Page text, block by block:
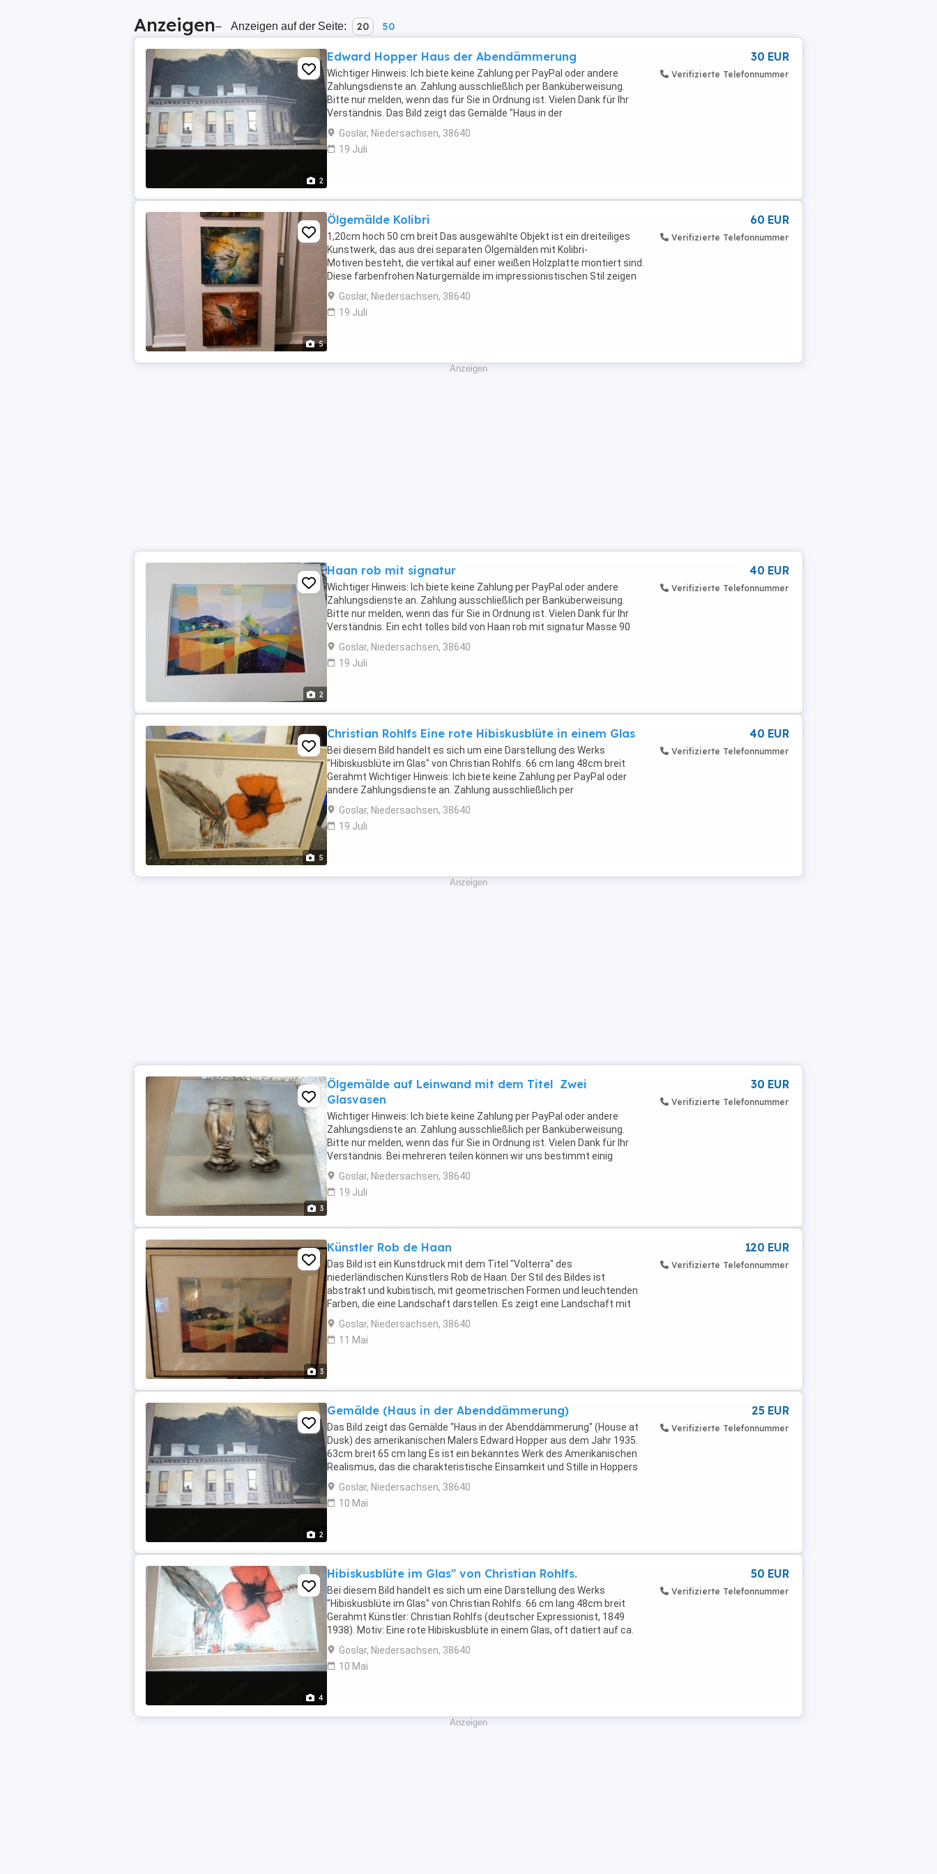
Anzeigen– Anzeigen auf der Seite: 20 50
2
Edward Hopper Haus der Abendämmerung
Wichtiger Hinweis: Ich biete keine Zahlung per PayPal oder andere
Zahlungsdienste an. Zahlung ausschließlich per Banküberweisung.
Bitte nur melden, wenn das für Sie in Ordnung ist. Vielen Dank für Ihr
Verständnis. Das Bild zeigt das Gemälde "Haus in der
Abenddämmerung" (House at Dusk) des amerikanischen ...
Goslar, Niedersachsen, 38640
19 Juli
30 EUR
Verifizierte Telefonnummer
5
Ölgemälde Kolibri
1,20cm hoch 50 cm breit Das ausgewählte Objekt ist ein dreiteiliges
Kunstwerk, das aus drei separaten Ölgemälden mit Kolibri-
Motiven besteht, die vertikal auf einer weißen Holzplatte montiert sind.
Diese farbenfrohen Naturgemälde im impressionistischen Stil zeigen
jeweils detailreiche Kolibris beim ...
Goslar, Niedersachsen, 38640
19 Juli
60 EUR
Verifizierte Telefonnummer
Anzeigen
2
Haan rob mit signatur
Wichtiger Hinweis: Ich biete keine Zahlung per PayPal oder andere
Zahlungsdienste an. Zahlung ausschließlich per Banküberweisung.
Bitte nur melden, wenn das für Sie in Ordnung ist. Vielen Dank für Ihr
Verständnis. Ein echt tolles bild von Haan rob mit signatur Masse 90
cm lang Hoch 80 cm
Goslar, Niedersachsen, 38640
19 Juli
40 EUR
Verifizierte Telefonnummer
5
Christian Rohlfs Eine rote Hibiskusblüte in einem Glas
Bei diesem Bild handelt es sich um eine Darstellung des Werks
"Hibiskusblüte im Glas" von Christian Rohlfs. 66 cm lang 48cm breit
Gerahmt Wichtiger Hinweis: Ich biete keine Zahlung per PayPal oder
andere Zahlungsdienste an. Zahlung ausschließlich per
Banküberweisung. Bitte nur melden, wenn das für Sie ...
Goslar, Niedersachsen, 38640
19 Juli
40 EUR
Verifizierte Telefonnummer
Anzeigen
3
Ölgemälde auf Leinwand mit dem Titel Zwei
Glasvasen
Wichtiger Hinweis: Ich biete keine Zahlung per PayPal oder andere
Zahlungsdienste an. Zahlung ausschließlich per Banküberweisung.
Bitte nur melden, wenn das für Sie in Ordnung ist. Vielen Dank für Ihr
Verständnis. Bei mehreren teilen können wir uns bestimmt einig
werden mit dem preis Bei dem ausgewählten ...
Goslar, Niedersachsen, 38640
19 Juli
30 EUR
Verifizierte Telefonnummer
3
Künstler Rob de Haan
Das Bild ist ein Kunstdruck mit dem Titel "Volterra" des
niederländischen Künstlers Rob de Haan. Der Stil des Bildes ist
abstrakt und kubistisch, mit geometrischen Formen und leuchtenden
Farben, die eine Landschaft darstellen. Es zeigt eine Landschaft mit
Hügeln, Bäumen und einem kleinen Dorf oder einer ...
Goslar, Niedersachsen, 38640
11 Mai
120 EUR
Verifizierte Telefonnummer
2
Gemälde (Haus in der Abenddämmerung)
Das Bild zeigt das Gemälde "Haus in der Abenddämmerung" (House at
Dusk) des amerikanischen Malers Edward Hopper aus dem Jahr 1935.
63cm breit 65 cm lang Es ist ein bekanntes Werk des Amerikanischen
Realismus, das die charakteristische Einsamkeit und Stille in Hoppers
Arbeiten einfängt. Die ...
Goslar, Niedersachsen, 38640
10 Mai
25 EUR
Verifizierte Telefonnummer
4
Hibiskusblüte im Glas" von Christian Rohlfs.
Bei diesem Bild handelt es sich um eine Darstellung des Werks
"Hibiskusblüte im Glas" von Christian Rohlfs. 66 cm lang 48cm breit
Gerahmt Künstler: Christian Rohlfs (deutscher Expressionist, 1849
1938). Motiv: Eine rote Hibiskusblüte in einem Glas, oft datiert auf ca.
1937. Art des Objekts: Es handelt ...
Goslar, Niedersachsen, 38640
10 Mai
50 EUR
Verifizierte Telefonnummer
Anzeigen